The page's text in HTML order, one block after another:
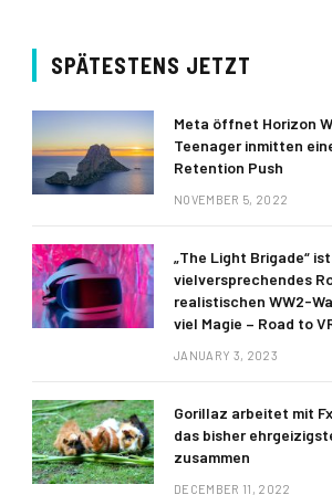
SPÄTESTENS JETZT
Meta öffnet Horizon
Teenager inmitten
Retention Push
NOVEMBER 5, 2022
„The Light Brigade“
vielversprechendes
realistischen WW2-
viel Magie – Road to
JANUARY 3, 2023
Gorillaz arbeitet mit
das bisher
zusammen
DECEMBER 11, 2022